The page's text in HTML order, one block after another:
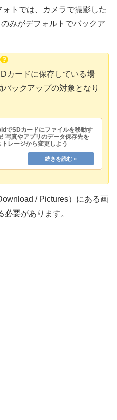
トでは、カメラで撮影した
みがデフォルトでバックア
カードに保存している場
ックアップの対象となり
でSDカードにファイルを移動す
! 写真やアプリのデータ保存先を
トレージから変更しよう
/ Pictures）にある画
要があります。